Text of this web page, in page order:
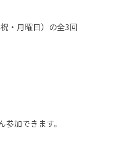
・月曜日）の全3回
加できます。